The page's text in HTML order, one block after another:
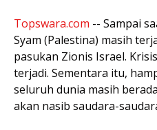
Topswara.com -- Sampai
Syam (Palestina) masih
pasukan Zionis Israel.
terjadi. Sementara itu,
seluruh dunia masih
akan nasib saudara-